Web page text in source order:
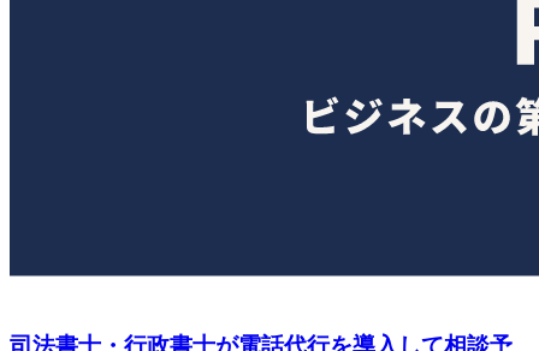
司法書士・行政書士が電話代行を導入して相談予